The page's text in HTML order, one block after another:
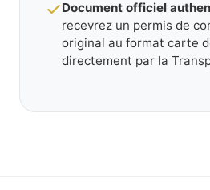
Document officiel
recevrez un permis de
original au format carte
directement par la